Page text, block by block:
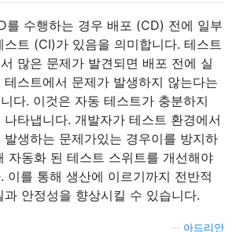
를 수행하는 경우 배포 (CD) 전에 일부
스트 (CI)가 있음을 의미합니다. 테스트
많은 문제가 발견되면 배포 전에 실
테스트에서 문제가 발생하지 않는다는
다. 이것은 자동 테스트가 충분하지
나타냅니다. 개발자가 테스트 환경에서
발생하는 문제가있는 경우이를 방지하
자동화 된 테스트 스위트를 개선해야
이를 통해 생산에 이르기까지 전반적
과 안정성을 향상시킬 수 있습니다.
아드리안